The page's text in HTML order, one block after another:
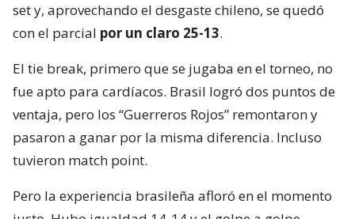
set y, aprovechando el desgaste chileno, se quedó
con el parcial por un claro 25-13.
El tie break, primero que se jugaba en el torneo, no
fue apto para cardíacos. Brasil logró dos puntos de
ventaja, pero los “Guerreros Rojos” remontaron y
pasaron a ganar por la misma diferencia. Incluso
tuvieron match point.
Pero la experiencia brasileña afloró en el momento